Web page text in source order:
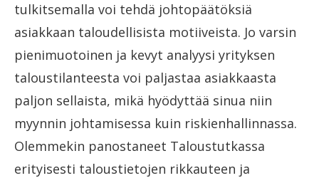
tulkitsemalla voi tehdä johtopäätöksiä
asiakkaan taloudellisista motiiveista. Jo varsin
pienimuotoinen ja kevyt analyysi yrityksen
taloustilanteesta voi paljastaa asiakkaasta
paljon sellaista, mikä hyödyttää sinua niin
myynnin johtamisessa kuin riskienhallinnassa.
Olemmekin panostaneet Taloustutkassa
erityisesti taloustietojen rikkauteen ja